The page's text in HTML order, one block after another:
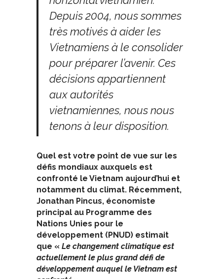
Depuis 2004, nous sommes
très motivés à aider les
Vietnamiens à le consolider
pour préparer l’avenir. Ces
décisions appartiennent
aux autorités
vietnamiennes, nous nous
tenons à leur disposition.
Quel est votre point de vue sur les
défis mondiaux auxquels est
confronté le Vietnam aujourd’hui et
notamment du climat. Récemment,
Jonathan Pincus, économiste
principal au Programme des
Nations Unies pour le
développement (PNUD) estimait
que « Le changement climatique est
actuellement le plus grand défi de
développement auquel le Vietnam est